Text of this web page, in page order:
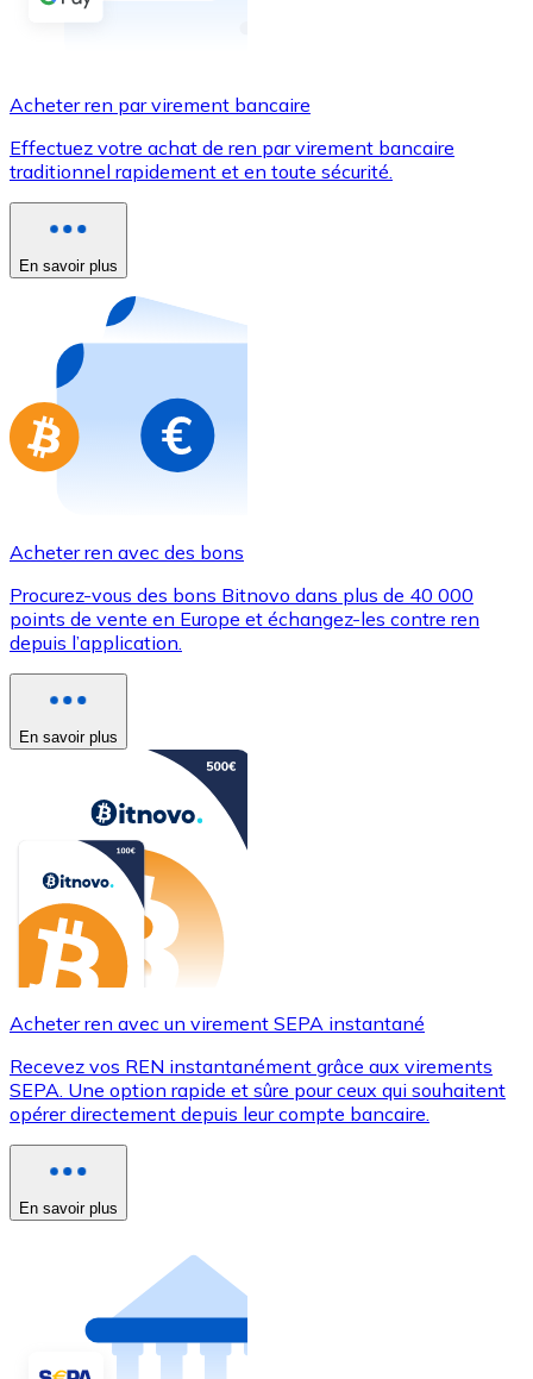
Utilisez les cartes Visa et Mastercard pour acheter
Acheter avec carte
Nouveau
Achetez des cartes-cadeaux de vos marques
Aller à la boutique de cartes-cadeaux
Acheter ren par virement bancaire
Effectuez votre achat de ren par virement bancaire
traditionnel rapidement et en toute sécurité.
En savoir plus
Acheter ren avec des bons
Procurez-vous des bons Bitnovo dans plus de 40 000
points de vente en Europe et échangez-les contre ren
depuis l’application.
En savoir plus
Acheter ren avec un virement SEPA instantané
Recevez vos REN instantanément grâce aux virements
SEPA. Une option rapide et sûre pour ceux qui souhaitent
opérer directement depuis leur compte bancaire.
En savoir plus